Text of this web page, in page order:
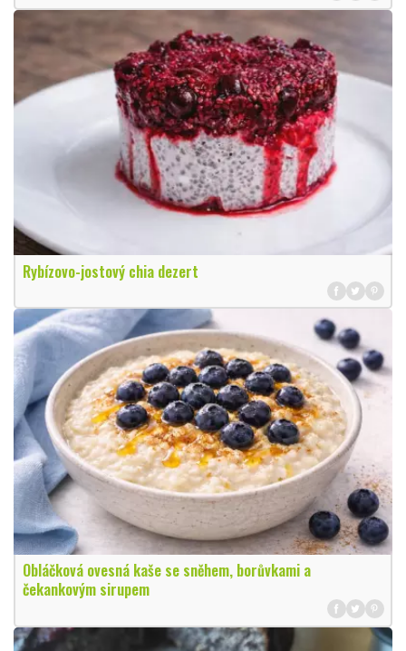
Rybízovo-jostový chia dezert
Obláčková ovesná kaše se sněhem, borůvkami a
čekankovým sirupem